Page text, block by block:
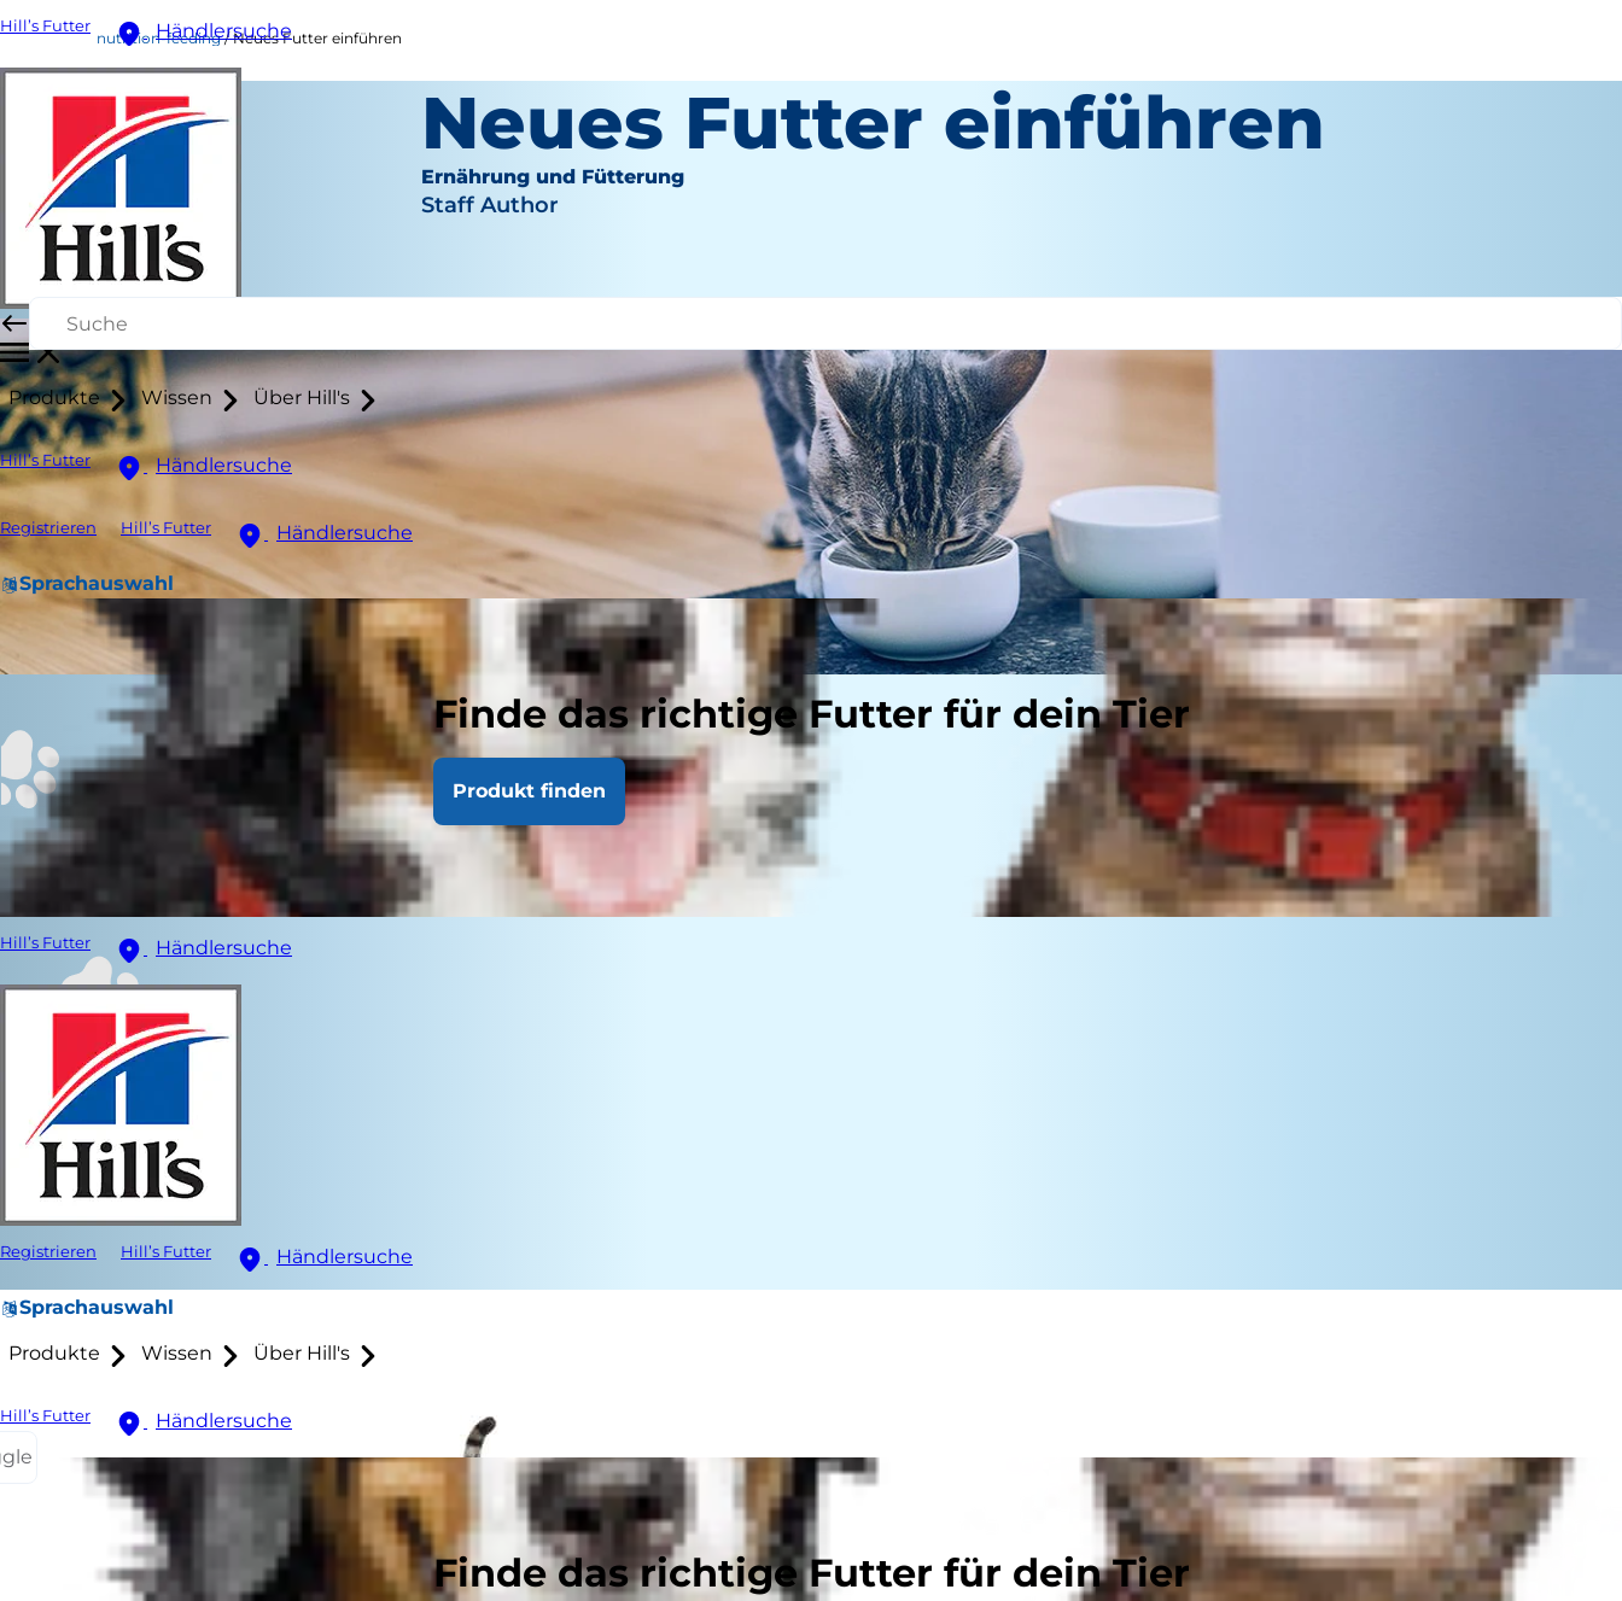
Hill’s Futter Händlersuche
Produkte Wissen Über Hill's
Hill’s Futter Händlersuche
Registrieren Hill’s Futter Händlersuche
Sprachauswahl
Finde das richtige Futter für dein Tier
Produkt finden
Hill’s Futter Händlersuche
Registrieren Hill’s Futter Händlersuche
Sprachauswahl
Produkte Wissen Über Hill's
Hill’s Futter
Händlersuche
Finde das richtige Futter für dein Tier
nutrition-feeding Neues Futter einführen
Neues Futter einführen
Ernährung und Fütterung
Staff Author